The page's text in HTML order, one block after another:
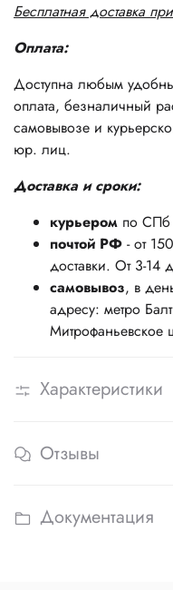
Бесплатная доставка
Оплата:
Доступна любым
оплата, безналичный
самовывозе и
юр. лиц.
Доставка и сроки:
курьером по СПб
почтой РФ - от
доставки. От 3-14
самовывоз, в
адресу: метро
Характеристики
Отзывы
Документация